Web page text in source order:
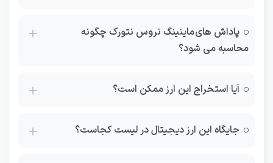
پاداش های ماینینگ نروس نتورک چگونه
محاسبه می شود؟
آیا استخراج این ارز ممکن است؟
جایگاه این ارز دیجیتال در لیست کجاست؟